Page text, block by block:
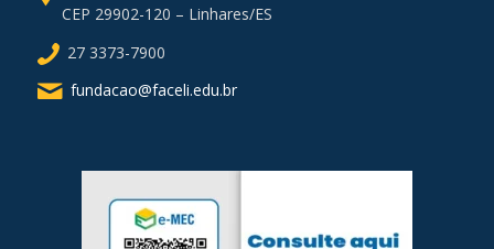
CEP 29902-120 – Linhares/ES
27 3373-7900
fundacao@faceli.edu.br